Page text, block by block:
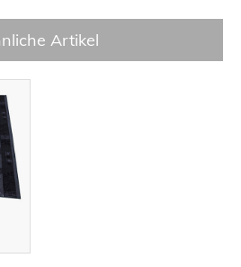
Artikel